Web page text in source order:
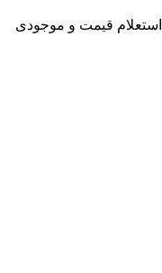
استعلام قیمت و موجودی